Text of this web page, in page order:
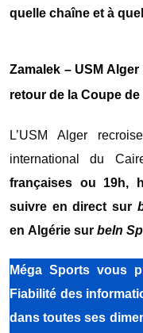
quelle chaîne et à
Zamalek – USM
retour de la Coupe de
L’USM Alger
international du
françaises ou 19h,
suivre en direct sur
en Algérie sur beIn
Méga Sports vous
Fiabilité des
dans toutes ses